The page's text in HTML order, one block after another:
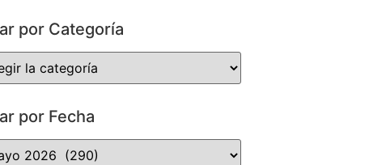
por Categoría
por Fecha